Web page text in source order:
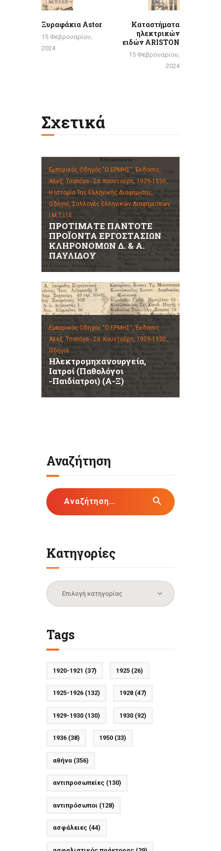
Ξυραφάκια Astor
15 Φεβρουαρίου,
2024
Καταστήματα
ηλεκτρικών
ειδών ARISTON
15 Φεβρουαρίου,
2024
Σχετικά
Εμπορικός Οδηγός "Ο ΕΡΜΗΣ", Έκδοσις
Αλεξ. Τσαπόγα - Σπ. Κουντούρη, 1929-1930.,
Η Ιστορία Της Ελληνικής Διαφήμισης,
Οδηγοί, Συλλογές Ελληνικών Διαφημίσεων
Ι.Μ.Τ.Ι.Ι.Ε.
ΠΡΟΤΙΜΑΤΕ ΠΑΝΤΟΤΕ
ΠΡΟΪΟΝΤΑ ΕΡΓΟΣΤΑΣΙΩΝ
ΚΛΗΡΟΝΟΜΩΝ Δ. & Α.
ΠΑΥΛΙΔΟΥ
Εμπορικός Οδηγός "Ο ΕΡΜΗΣ", Έκδοσις
Αλεξ. Τσαπόγα - Σπ. Κουντούρη, 1929-1930.,
Οδηγοί
Ηλεκτρομηχανουργεία,
Ιατροί (Παθολόγοι
-Παιδίατροι) (Α-Ξ)
Αναζήτηση
Αναζήτηση
για:
Κατηγορίες
Κατηγορίες
Tags
1920-1921 (37) 1925(26)
1925-1926(132) 1928(47)
1929-1930(130) 1930(92)
1936(38) 1950(33)
αθήνα(356)
αντιπροσωπείες (130)
αντιπρόσωποι (128)
ασφάλειες (44)